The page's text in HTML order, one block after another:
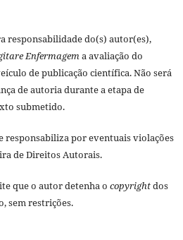
responsabilidade do(s) autor(es),
Enfermagema avaliação do
de publicação científica. Não será
de autoria durante a etapa de
submetido.
responsabiliza por eventuais violações
de Direitos Autorais.
que o autor detenha o copyrightdos
sem restrições.